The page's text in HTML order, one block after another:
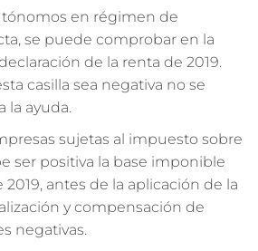
en régimen de
se puede comprobar en la
de la renta de 2019.
casilla sea negativa no se
la ayuda.
sujetas al impuesto sobre
ser positiva la base imponible
antes de la aplicación de la
y compensación de
negativas.